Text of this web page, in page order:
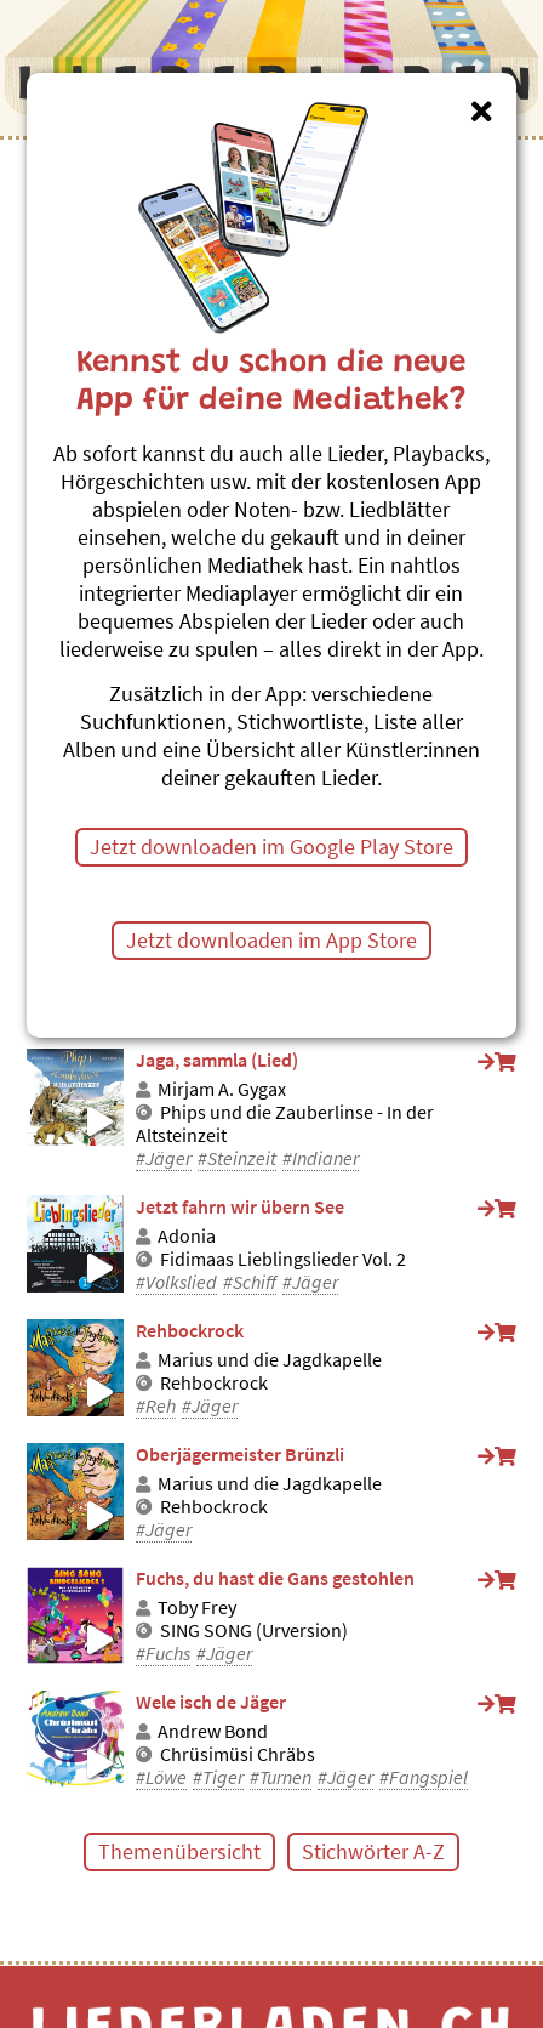
Kinderlieder zum Thema
”Jäger”
Roland Zoss
Jimmy Flitz Hits 1
#Wolf #Jäger #Schaf
Monschterjäger
Andrew Bond
Monschterjäger und anderi Brüef
#Angst #Jäger #Monster #Mut
Schreckjäger
Marius und die Jagdkapelle
Verschreckjäger
#Jäger
Jägertango
Marius und die Jagdkapelle
Verschreckjäger
#Jäger #Tanzen
Marius und die Jagdkapelle
Wildsaujagd
Jagdkapelle-Musig
Marius und die Jagdkapelle
Jaga, sammla (Lied)
Mirjam A. Gygax
Phips und die Zauberlinse - In der
Altsteinzeit
#Jäger #Steinzeit #Indianer
Jetzt fahrn wir übern See
Adonia
Fidimaas Lieblingslieder Vol. 2
#Volkslied #Schiff #Jäger
Rehbockrock
Marius und die Jagdkapelle
Rehbockrock
#Reh #Jäger
Oberjägermeister Brünzli
Marius und die Jagdkapelle
Rehbockrock
#Jäger
Fuchs, du hast die Gans gestohlen
Toby Frey
SING SONG (Urversion)
#Fuchs #Jäger
Wele isch de Jäger
Andrew Bond
Chrüsimüsi Chräbs
#Löwe #Tiger #Turnen #Jäger #Fangspiel
Themenübersicht Stichwörter A-Z
Kennst du schon die neue
App für deine Mediathek?
Ab sofort kannst du auch alle Lieder, Playbacks,
Hörgeschichten usw. mit der kostenlosen App
abspielen oder Noten- bzw. Liedblätter
einsehen, welche du gekauft und in deiner
persönlichen Mediathek hast. Ein nahtlos
integrierter Mediaplayer ermöglicht dir ein
bequemes Abspielen der Lieder oder auch
liederweise zu spulen – alles direkt in der App.
Zusätzlich in der App: verschiedene
Suchfunktionen, Stichwortliste, Liste aller
Alben und eine Übersicht aller Künstler:innen
deiner gekauften Lieder.
Jetzt downloaden im Google Play Store
Jetzt downloaden im App Store